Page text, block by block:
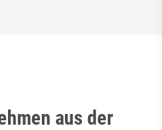
aus der